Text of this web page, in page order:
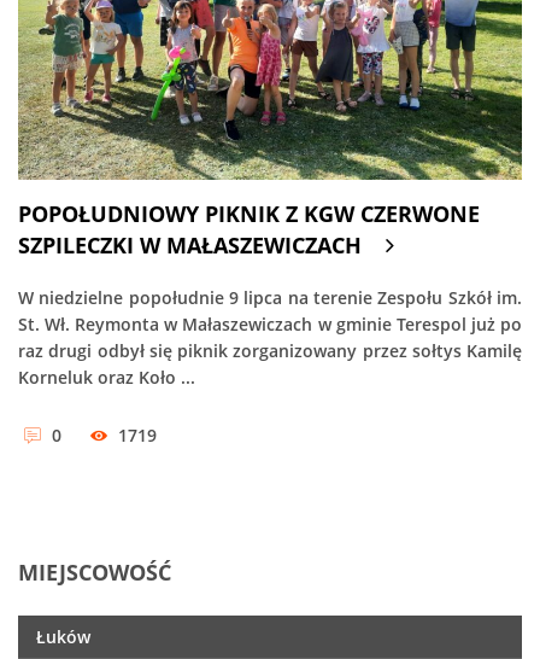
POPOŁUDNIOWY PIKNIK Z KGW CZERWONE
SZPILECZKI W MAŁASZEWICZACH
W niedzielne popołudnie 9 lipca na terenie Zespołu Szkół im.
St. Wł. Reymonta w Małaszewiczach w gminie Terespol już po
raz drugi odbył się piknik zorganizowany przez sołtys Kamilę
Korneluk oraz Koło ...
0 1719
MIEJSCOWOŚĆ
Łuków